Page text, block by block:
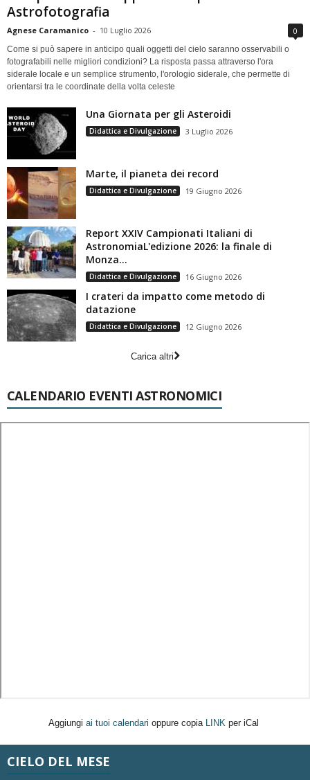
Astrofotografia
Agnese Caramanico - 10 Luglio 2026 0
Come si può sapere in anticipo quali oggetti del cielo saranno osservabili o
fotografabili nelle migliori condizioni? La risposta passa attraverso l'ora
siderale locale e un semplice strumento, l'orologio siderale, che permette di
orientarsi tra le coordinate della volta celeste
Una Giornata per gli Asteroidi
Didattica e Divulgazione 3 Luglio 2026
Marte, il pianeta dei record
Didattica e Divulgazione 19 Giugno 2026
Report XXIV Campionati Italiani di
AstronomiaL'edizione 2026: la finale di
Monza...
Didattica e Divulgazione 16 Giugno 2026
I crateri da impatto come metodo di
datazione
Didattica e Divulgazione 12 Giugno 2026
Carica altri
CALENDARIO EVENTI ASTRONOMICI
Aggiungi ai tuoi calendari oppure copia LINK per iCal
CIELO DEL MESE